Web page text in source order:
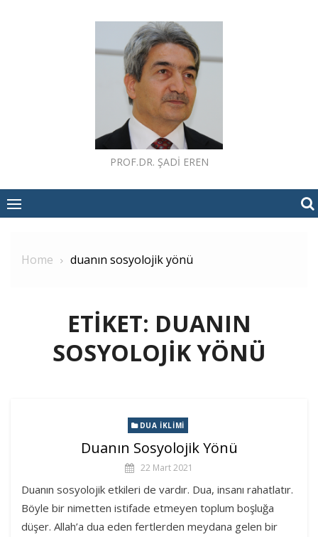
PROF.DR. ŞADI EREN
Home duanın sosyolojik yönü
ETIKET: DUANIN
SOSYOLOJIK YÖNÜ
DUA İKLIMI
Duanın Sosyolojik Yönü
22 Mart 2021
Duanın sosyolojik etkileri de vardır. Dua, insanı rahatlatır.
Böyle bir nimetten istifade etmeyen toplum boşluğa
düşer. Allah’a dua eden fertlerden meydana gelen bir